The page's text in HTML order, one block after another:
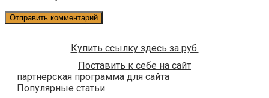
Купить ссылку здесь за руб.
Поставить к себе на сайт
партнерская программа для сайта
Популярные статьи